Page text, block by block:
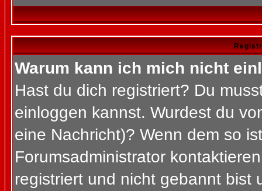
Warum kann ich mich nicht
Hast du dich registriert? Du
einloggen kannst. Wurdest du
eine Nachricht)? Wenn dem so
Forumsadministrator
registriert und nicht gebannt bist